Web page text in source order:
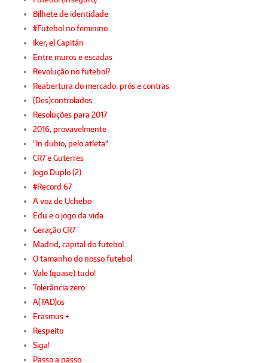
Bilhete de identidade
#Futebol no feminino
Iker, el Capitán
Entre muros e escadas
Revolução no futebol?
Reabertura do mercado: prós e contras
(Des)controlados
Resoluções para 2017
2016, provavelmente
"In dubio, pelo atleta"
CR7 e Guterres
Jogo Duplo (2)
#Record 67
A voz de Uchebo
Edu e o jogo da vida
Geração CR7
Madrid, capital do futebol
O tamanho do nosso futebol
Vale (quase) tudo!
Tolerância zero
A(TAD)os
Erasmus +
Respeito
Siga!
Passo a passo